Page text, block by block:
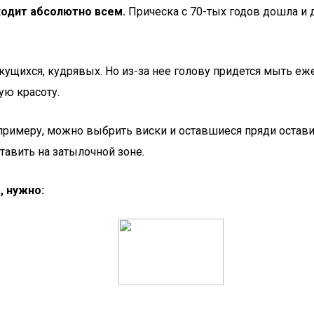
абсолютно всем. Прическа с 70-тых годов дошла и
кудрявых. Но из-за нее голову придется мыть
красоту.
можно выбрить виски и оставшиеся пряди
на затылочной зоне.
нужно: